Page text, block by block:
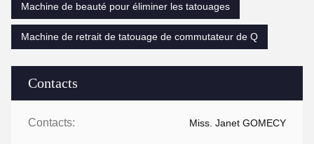
Contacts
Contacts: Miss. Janet GOMECY
Machine de beauté pour éliminer les tatouages
Machine de retrait de tatouage de commutateur de Q